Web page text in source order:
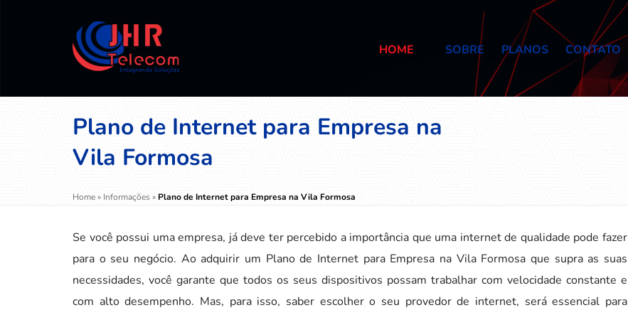
HOME SOBRE PLANOS CONTATO
Plano de Internet para Empresa na
Vila Formosa
Home» Informações »Plano de Internet para Empresa na Vila Formosa
Se você possui uma empresa, já deve ter percebido a importância que uma internet de qualidade pode fazer
para o seu negócio. Ao adquirir um Plano de Internet para Empresa na Vila Formosa que supra as suas
necessidades, você garante que todos os seus dispositivos possam trabalhar com velocidade constante e
com alto desempenho. Mas, para isso, saber escolher o seu provedor de internet, será essencial para